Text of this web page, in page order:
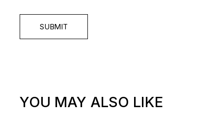
SUBMIT
YOU MAY ALSO LIKE